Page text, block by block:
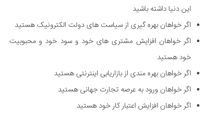
این دنیا داشته باشید
اگر خواهان بهره گیری از سیاست های دولت الکترونیک هستید
اگر خواهان افزایش مشتری های خود و سود خود و محبوبیت
خود هستید
اگر خواهان بهره مندی از بازاریابی اینترنتی هستید
اگر خواهان ورود به عرصه تجارت جهانی هستید
اگر خواهان افزایش اعتبار کار خود هستید